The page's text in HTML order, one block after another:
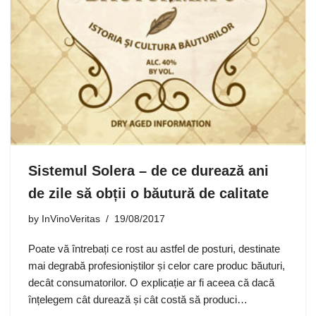
Sistemul Solera – de ce durează ani
de zile să obții o băutură de calitate
by InVinoVeritas 19/08/2017
Poate vă întrebați ce rost au astfel de posturi, destinate
mai degrabă profesioniștilor și celor care produc băuturi,
decât consumatorilor. O explicație ar fi aceea că dacă
înțelegem cât durează și cât costă să produci…